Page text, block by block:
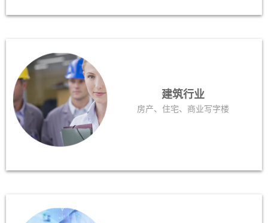
建筑行业
房产、住宅、商业写字楼